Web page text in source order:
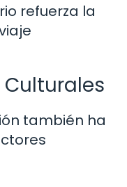
refuerza la
también ha